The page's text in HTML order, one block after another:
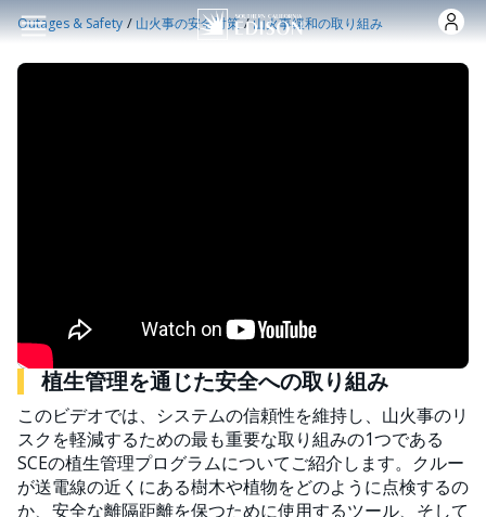
Skip to main content
Outages & Safety /山火事の安全対策 /山火事緩和の取り組み
植生管理を通じた安全への取り組み
このビデオでは、システムの信頼性を維持し、山火事のリ
スクを軽減するための最も重要な取り組みの1つである
SCEの植生管理プログラムについてご紹介します。クルー
が送電線の近くにある樹木や植物をどのように点検するの
か、安全な離隔距離を保つために使用するツール、そして